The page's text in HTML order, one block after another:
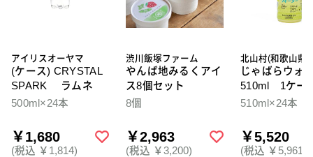
アイリスオーヤマ
(ケース) CRYSTAL
SPARK ラムネ
500ml×24本
￥1,680
(税込 ￥1,814)
渋川飯塚ファーム
やんば地みるくアイ
ス8個セット
8個
￥2,963
(税込 ￥3,200)
北山村(和歌山県)
じゃばらウォ
510ml 1ケー
本入
510ml×24本
￥5,520
(税込 ￥5,961)